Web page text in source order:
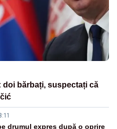
bărbați, suspectați că
drumul expres după o oprire